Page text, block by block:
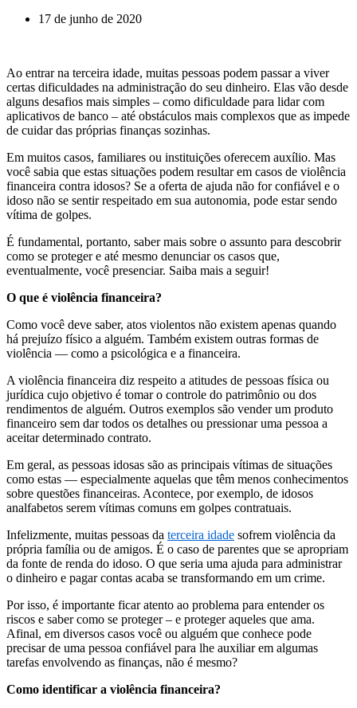
17 de junho de 2020
Ao entrar na terceira idade, muitas pessoas podem passar a viver
certas dificuldades na administração do seu dinheiro. Elas vão desde
alguns desafios mais simples – como dificuldade para lidar com
aplicativos de banco – até obstáculos mais complexos que as impede
de cuidar das próprias finanças sozinhas.
Em muitos casos, familiares ou instituições oferecem auxílio. Mas
você sabia que estas situações podem resultar em casos de violência
financeira contra idosos? Se a oferta de ajuda não for confiável e o
idoso não se sentir respeitado em sua autonomia, pode estar sendo
vítima de golpes.
É fundamental, portanto, saber mais sobre o assunto para descobrir
como se proteger e até mesmo denunciar os casos que,
eventualmente, você presenciar. Saiba mais a seguir!
O que é violência financeira?
Como você deve saber, atos violentos não existem apenas quando
há prejuízo físico a alguém. Também existem outras formas de
violência — como a psicológica e a financeira.
A violência financeira diz respeito a atitudes de pessoas física ou
jurídica cujo objetivo é tomar o controle do patrimônio ou dos
rendimentos de alguém. Outros exemplos são vender um produto
financeiro sem dar todos os detalhes ou pressionar uma pessoa a
aceitar determinado contrato.
Em geral, as pessoas idosas são as principais vítimas de situações
como estas — especialmente aquelas que têm menos conhecimentos
sobre questões financeiras. Acontece, por exemplo, de idosos
analfabetos serem vítimas comuns em golpes contratuais.
Infelizmente, muitas pessoas da terceira idade sofrem violência da
própria família ou de amigos. É o caso de parentes que se apropriam
da fonte de renda do idoso. O que seria uma ajuda para administrar
o dinheiro e pagar contas acaba se transformando em um crime.
Por isso, é importante ficar atento ao problema para entender os
riscos e saber como se proteger – e proteger aqueles que ama.
Afinal, em diversos casos você ou alguém que conhece pode
precisar de uma pessoa confiável para lhe auxiliar em algumas
tarefas envolvendo as finanças, não é mesmo?
Como identificar a violência financeira?